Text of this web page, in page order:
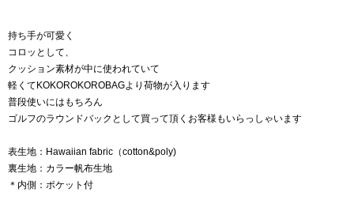
持ち手が可愛く
コロッとして、
クッション素材が中に使われていて
軽くてKOKOROKOROBAGより荷物が入ります
普段使いにはもちろん
ゴルフのラウンドバックとして買って頂くお客様もいらっしゃいます
表生地：Hawaiian fabric（cotton&poly)
裏生地：カラー帆布生地
＊内側：ポケット付